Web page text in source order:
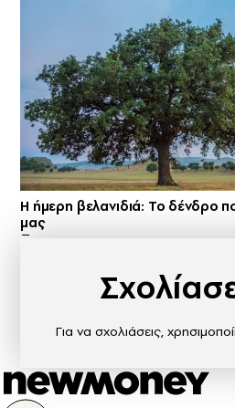
Η ήμερη βελανιδιά: Το δένδρο
μας
Για να σχολιάσεις,